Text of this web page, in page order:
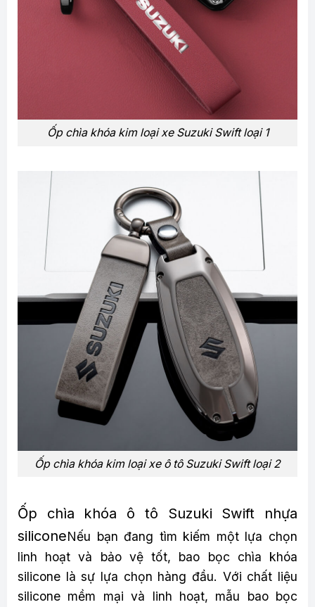
Ốp chìa khóa kim loại xe Suzuki Swift loại 1
Ốp chìa khóa kim loại xe ô tô Suzuki Swift loại 2
Ốp chìa khóa ô tô Suzuki Swift nhựa
siliconeNếu bạn đang tìm kiếm một lựa chọn
linh hoạt và bảo vệ tốt, bao bọc chìa khóa
silicone là sự lựa chọn hàng đầu. Với chất liệu
silicone mềm mại và linh hoạt, mẫu bao bọc